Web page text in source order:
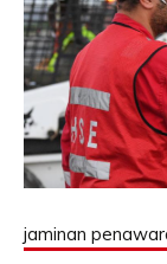
jaminan